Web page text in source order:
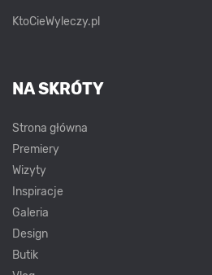
KtoCieWyleczy.pl
NA SKRÓTY
Strona główna
Premiery
Wizyty
Inspiracje
Galeria
Design
Butik